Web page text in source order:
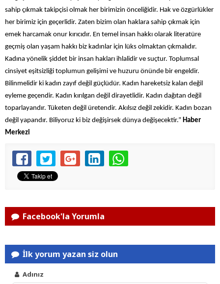
sahip çıkmak takipçisi olmak her birimizin önceliğidir. Hak ve özgürlükler
her birimiz için geçerlidir. Zaten bizim olan haklara sahip çıkmak için
emek harcamak onur kırıcıdır. En temel insan hakkı olarak literatüre
geçmiş olan yaşam hakkı biz kadınlar için lüks olmaktan çıkmalıdır.
Kadına yönelik şiddet bir insan hakları ihlalidir ve suçtur. Toplumsal
cinsiyet eşitsizliği toplumun gelişimi ve huzuru önünde bir engeldir.
Bilinmelidir ki kadın zayıf değil güçlüdür. Kadın hareketsiz kalan değil
eyleme geçendir. Kadın kırılgan değil dirayetlidir. Kadın dağıtan değil
toparlayandır. Tüketen değil üretendir. Akılsız değil zekidir. Kadın bozan
değil yapandır. Biliyoruz ki biz değişirsek dünya değişecektir.” Haber
Merkezi
Facebook'la Yorumla
İlk yorum yazan siz olun
Adınız